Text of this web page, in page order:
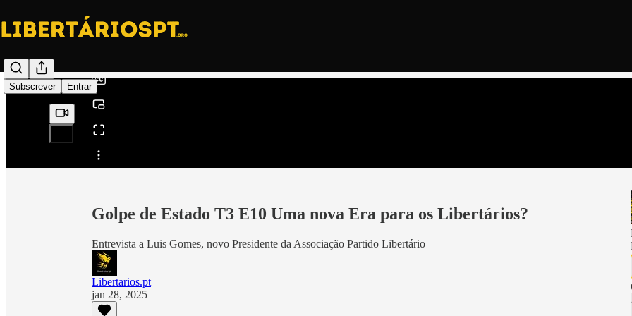
Subscrever Entrar
Partilhar a partir de0:00
0:00
/
Golpe de Estado T3 E10 Uma nova Era para os Libertários?
Entrevista a Luis Gomes, novo Presidente da Associação Partido Libertário
Libertarios.pt
jan 28, 2025